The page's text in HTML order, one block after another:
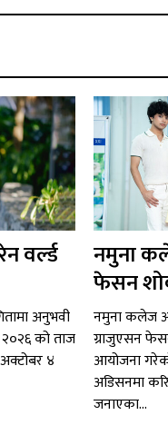
वर्ल्ड
अनुभवी
२०२६ को ताज
४
नमुना
फेसन
नमुना कलेज
ग्राजुएसन
आयोजना
अडिसनमा
जनाएका...